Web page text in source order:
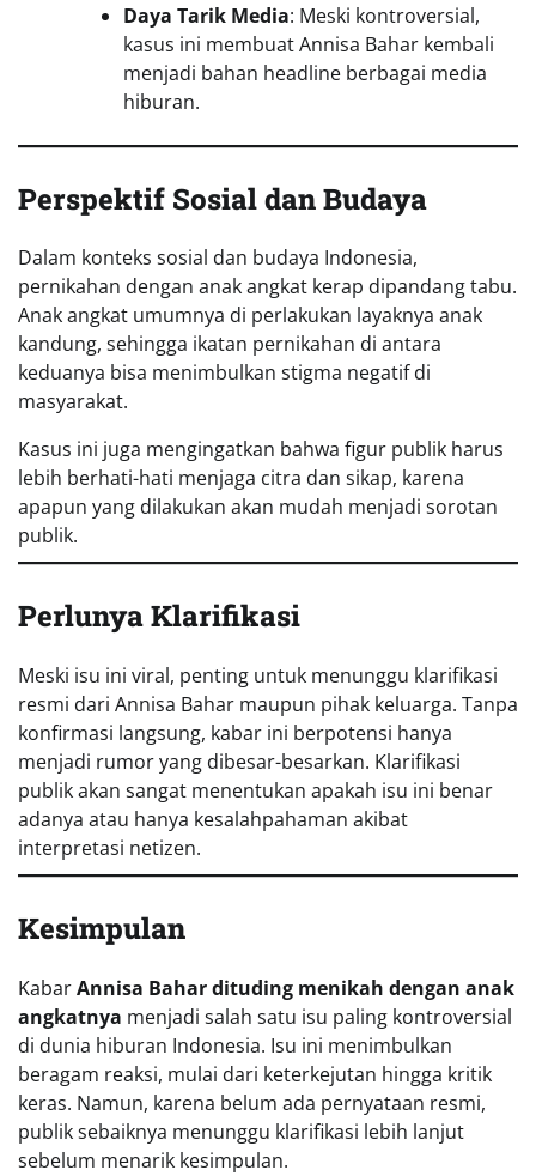
Daya Tarik Media: Meski kontroversial,
kasus ini membuat Annisa Bahar kembali
menjadi bahan headline berbagai media
hiburan.
Perspektif Sosial dan Budaya
Dalam konteks sosial dan budaya Indonesia,
pernikahan dengan anak angkat kerap dipandang tabu.
Anak angkat umumnya di perlakukan layaknya anak
kandung, sehingga ikatan pernikahan di antara
keduanya bisa menimbulkan stigma negatif di
masyarakat.
Kasus ini juga mengingatkan bahwa figur publik harus
lebih berhati-hati menjaga citra dan sikap, karena
apapun yang dilakukan akan mudah menjadi sorotan
publik.
Perlunya Klarifikasi
Meski isu ini viral, penting untuk menunggu klarifikasi
resmi dari Annisa Bahar maupun pihak keluarga. Tanpa
konfirmasi langsung, kabar ini berpotensi hanya
menjadi rumor yang dibesar-besarkan. Klarifikasi
publik akan sangat menentukan apakah isu ini benar
adanya atau hanya kesalahpahaman akibat
interpretasi netizen.
Kesimpulan
KabarAnnisa Bahar dituding menikah dengan anak
angkatnya menjadi salah satu isu paling kontroversial
di dunia hiburan Indonesia. Isu ini menimbulkan
beragam reaksi, mulai dari keterkejutan hingga kritik
keras. Namun, karena belum ada pernyataan resmi,
publik sebaiknya menunggu klarifikasi lebih lanjut
sebelum menarik kesimpulan.